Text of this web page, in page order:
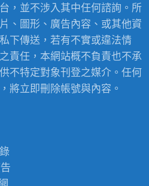
務
，並不涉入其中任何諮詢。所
、圖形、廣告內容、或其他資
下傳送，若有不實或違法情
責任，本網站概不負責也不承
不特定對象刊登之媒介。任何
將立即刪除帳號與內容。